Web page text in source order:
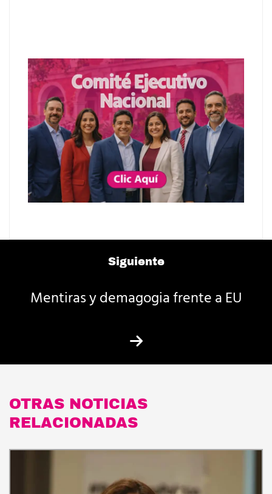
Siguiente
Mentiras y demagogia frente a EU
OTRAS NOTICIAS
RELACIONADAS